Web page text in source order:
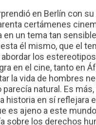
en Berlín con
certámenes
en un tema tan
él mismo, que el
los
en el cine, tanto en
la vida de hombres
natural. Es
historia en sí reflejara
es ajeno a este
sobre los derechos